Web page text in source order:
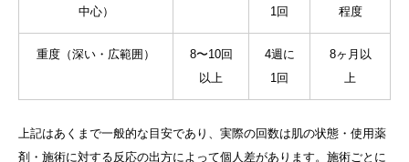
中心）
1回
程度
重度（深い・広範囲）
8〜10回
以上
4週に
1回
8ヶ月以
上
上記はあくまで一般的な目安であり、実際の回数は肌の状態・使用薬
剤・施術に対する反応の出方によって個人差があります。施術ごとに